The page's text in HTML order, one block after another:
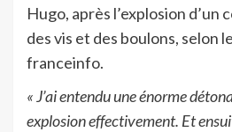
Hugo, après l’explosion d’un
des vis et des boulons, selon
franceinfo.
« J’ai entendu une énorme
explosion effectivement. Et